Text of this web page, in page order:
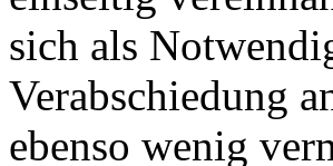
sich als
Verabschiedung
ebenso wenig